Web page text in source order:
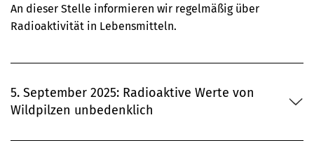
An dieser Stelle informieren wir regelmäßig über
Radioaktivität in Lebensmitteln.
5. September 2025: Radioaktive Werte von
Wildpilzen unbedenklich